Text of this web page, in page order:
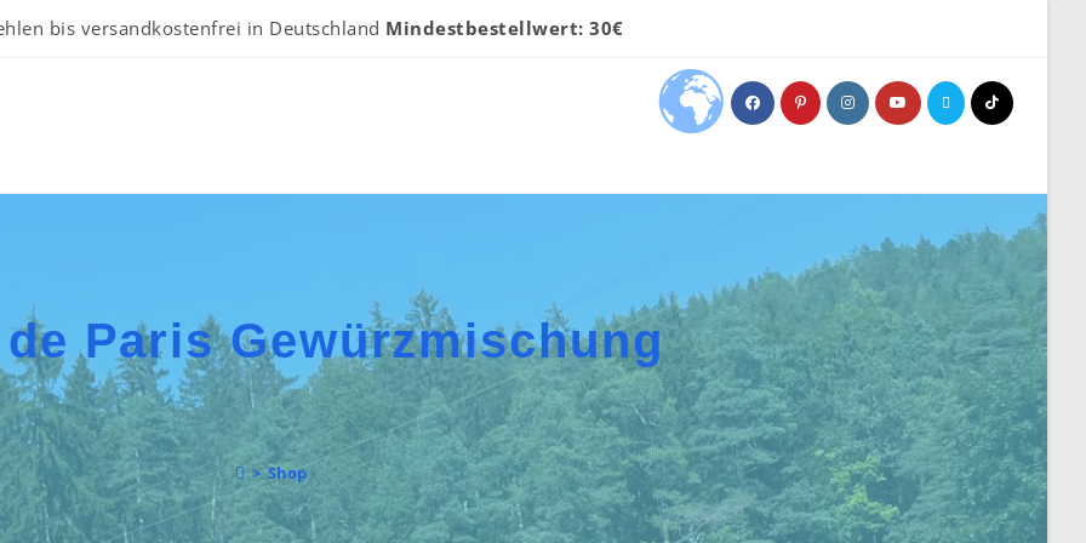
bis versandkostenfrei in Deutschland Mindestbestellwert: 30€
de Paris Gewürzmischung
> Shop